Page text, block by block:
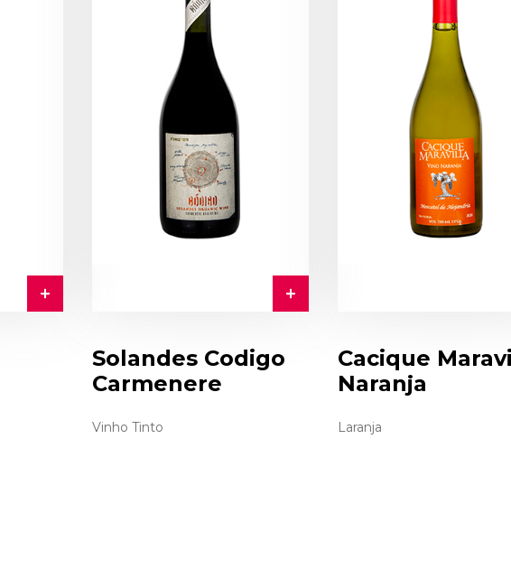
Solandes Codigo
Carmenere
Vinho Tinto
Cacique
Naranja
Laranja